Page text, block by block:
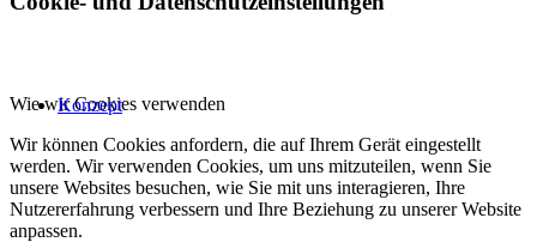
Konzept
Wie wir Cookies verwenden
Wir können Cookies anfordern, die auf Ihrem Gerät eingestellt
werden. Wir verwenden Cookies, um uns mitzuteilen, wenn Sie
unsere Websites besuchen, wie Sie mit uns interagieren, Ihre
Nutzererfahrung verbessern und Ihre Beziehung zu unserer Website
anpassen.